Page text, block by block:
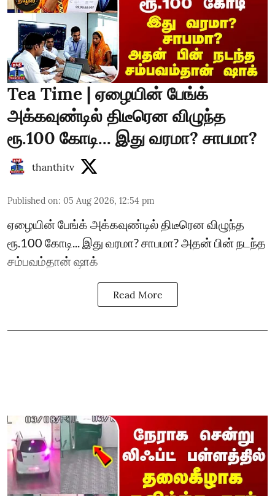
Tea Time | ஏழையின் பேங்க்
அக்கவுண்டில் திடீரென விழுந்த
ரூ.100 கோடி... இது வரமா? சாபமா?
thanthitv
Published on: 05 Aug 2026, 12:54 pm
ஏழையின் பேங்க் அக்கவுண்டில் திடீரென விழுந்த
ரூ.100 கோடி... இது வரமா? சாபமா? அதன் பின் நடந்த
சம்பவம்தான் ஷாக்
Read More